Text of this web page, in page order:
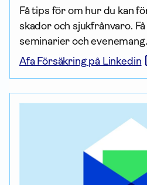
Få tips för om hur du kan
skador och sjukfrånvaro.
seminarier och evenemang.
Afa Försäkring på Linkedin